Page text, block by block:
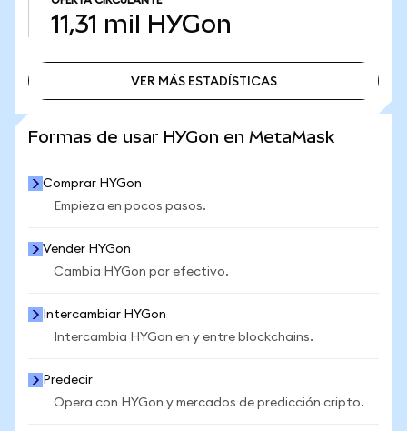
11,31 mil HYGon
VER MÁS ESTADÍSTICAS
Formas de usar HYGon en MetaMask
Comprar HYGon
Empieza en pocos pasos.
Vender HYGon
Cambia HYGon por efectivo.
Intercambiar HYGon
Intercambia HYGon en y entre blockchains.
Predecir
Opera con HYGon y mercados de predicción cripto.